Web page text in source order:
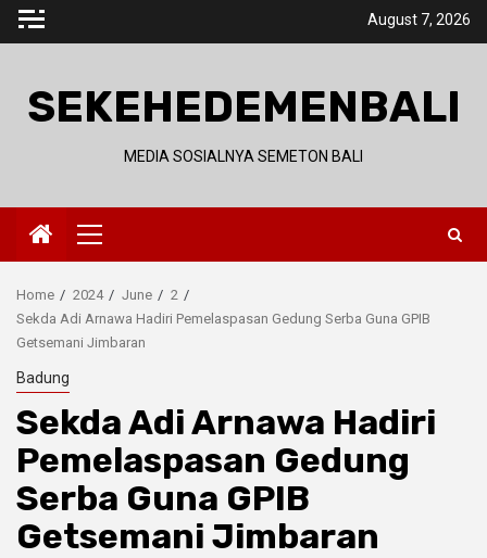
Skip
August 7, 2026
SEKEHEDEMENBALI
MEDIA SOSIALNYA SEMETON BALI
Primary
Menu
Home 2024 June
2
Sekda Adi Arnawa Hadiri Pemelaspasan Gedung Serba Guna GPIB
Getsemani Jimbaran
Badung
Sekda Adi Arnawa Hadiri
Pemelaspasan Gedung
Serba Guna GPIB
Getsemani Jimbaran